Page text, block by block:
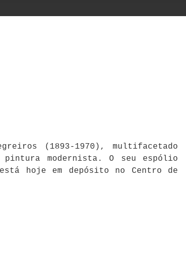
(1893-1970), multifacetado
modernista. O seu espólio
hoje em depósito no Centro de